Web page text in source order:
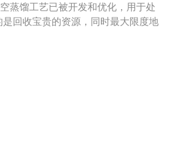
蒸馏工艺已被开发和优化，用于处
回收宝贵的资源，同时最大限度地